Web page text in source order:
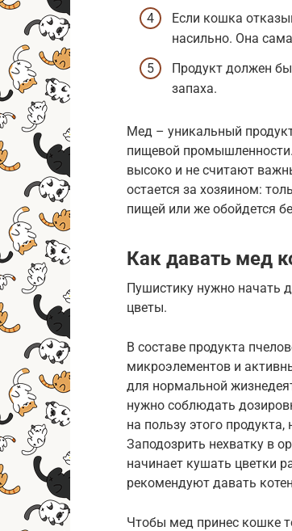
Если кошка
насильно. Она
Продукт должен
запаха.
Мед – уникальный
пищевой промышленности.
высоко и не считают
остается за хозяином:
пищей или же обойдется
Как давать мед
Пушистику нужно начать
цветы.
В составе продукта
микроэлементов и
для нормальной
нужно соблюдать
на пользу этого
Заподозрить нехватку в
начинает кушать цветки
рекомендуют давать
Чтобы мед принес кошке